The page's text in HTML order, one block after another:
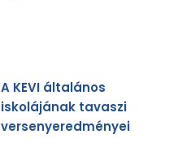
A KEVI általános
iskolájának tavaszi
versenyeredményei